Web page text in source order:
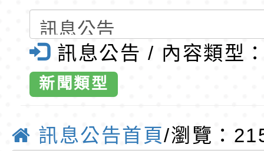
公告(尚有缺額)
第1學期第2梯代理教
招錄取公告
東門國小115學年度
梯代理教師甄選第8
東門國小附設幼兒園
第1學期第2梯代理教
清華光罩教學專業論
教師韌性
程」
轉農業部桃園區農業
桃園市東門
資訊網-優
訊息公告 / 內容類型
新聞類型
訊息公告首頁/瀏覽：